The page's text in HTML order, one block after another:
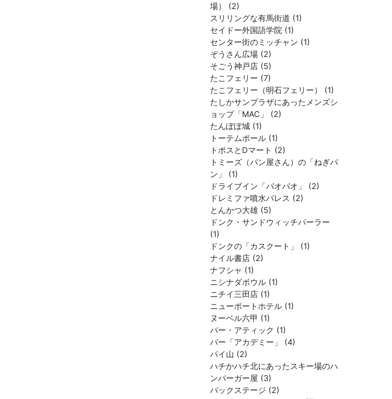
場） (2)
スリリングな有馬街道 (1)
セイドー外国語学院 (1)
センター街のミッチャン (1)
ぞうさん広場 (2)
そごう神戸店 (5)
たこフェリー (7)
たこフェリー（明石フェリー） (1)
たしかサンプラザにあったメンズシ
ョップ「MAC」 (2)
たんぽぽ城 (1)
トーテムポール (1)
トポスとDマート (2)
トミーズ（パン屋さん）の「ねぎパ
ン」 (1)
ドライブイン「パオパオ」 (2)
ドレミファ噴水パレス (2)
とんかつ大雄 (5)
ドンク・サンドウィッチパーラー
(1)
ドンクの「カスクート」 (1)
ナイル書店 (2)
ナフシャ (1)
ニシナダボウル (1)
ニチイ三田店 (1)
ニューポートホテル (1)
ヌーベル六甲 (1)
バー・アティック (1)
バー「アカデミー」 (4)
パイ山 (2)
ハチかハチ北にあったスキー場のハ
ンバーガー屋 (3)
バックステージ (2)